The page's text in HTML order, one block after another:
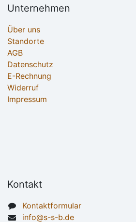
Unternehmen
Über uns
Standorte
AGB
Datenschutz
E-Rechnung
Widerruf
Impressum
Kontakt
Kontaktformular
info@s-s-b.de